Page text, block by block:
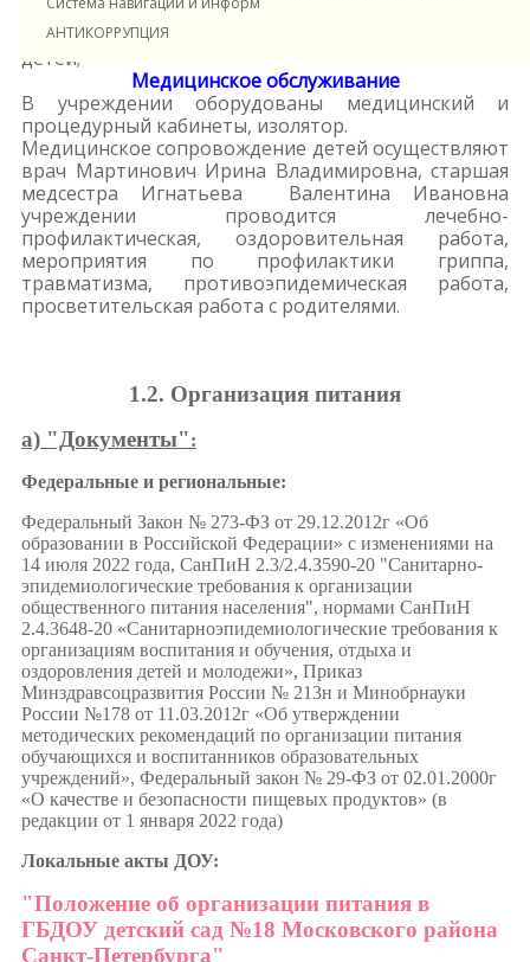
АНТИКОРРУПЦИЯ
- проектирование физкультурно-игровой среды с
целью оздоровления и физического развития
детей;
Медицинское обслуживание
В учреждении оборудованы медицинский и
процедурный кабинеты, изолятор.
Медицинское сопровождение детей осуществляют
врач Мартинович Ирина Владимировна, старшая
медсестра Игнатьева Валентина Ивановна
учреждении проводится лечебно-
профилактическая, оздоровительная работа,
мероприятия по профилактики гриппа,
травматизма, противоэпидемическая работа,
просветительская работа с родителями.
1.2. Организация питания
а) "Документы":
Федеральные и региональные:
Федеральный Закон № 273-ФЗ от 29.12.2012г «Об
образовании в Российской Федерации» с изменениями на
14 июля 2022 года, СанПиН 2.3/2.4.3590-20 "Санитарно-
эпидемиологические требования к организации
общественного питания населения", нормами СанПиН
2.4.3648-20 «Санитарноэпидемиологические требования к
организациям воспитания и обучения, отдыха и
оздоровления детей и молодежи», Приказ
Минздравсоцразвития России № 213н и Минобрнауки
России №178 от 11.03.2012г «Об утверждении
методических рекомендаций по организации питания
обучающихся и воспитанников образовательных
учреждений», Федеральный закон № 29-ФЗ от 02.01.2000г
«О качестве и безопасности пищевых продуктов» (в
редакции от 1 января 2022 года)
Локальные акты ДОУ:
"Положение об организации питания в
ГБДОУ детский сад №18 Московского района
Санкт-Петербурга"